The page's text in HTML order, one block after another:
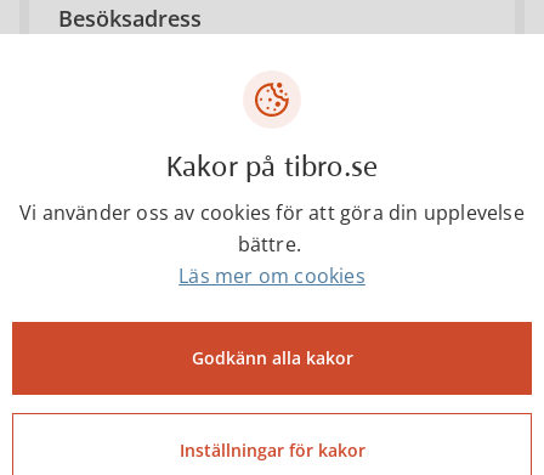
Besöksadress
Tibro kommun
0504-18000
kommun@tibro.se
Telefontider
Mån-fre kl. 07.30-16.00
Kakor på tibro.se
Vi använder oss av cookies för att göra din upplevelse
bättre.
Läs mer om cookies
Godkänn alla kakor
Inställningar för kakor